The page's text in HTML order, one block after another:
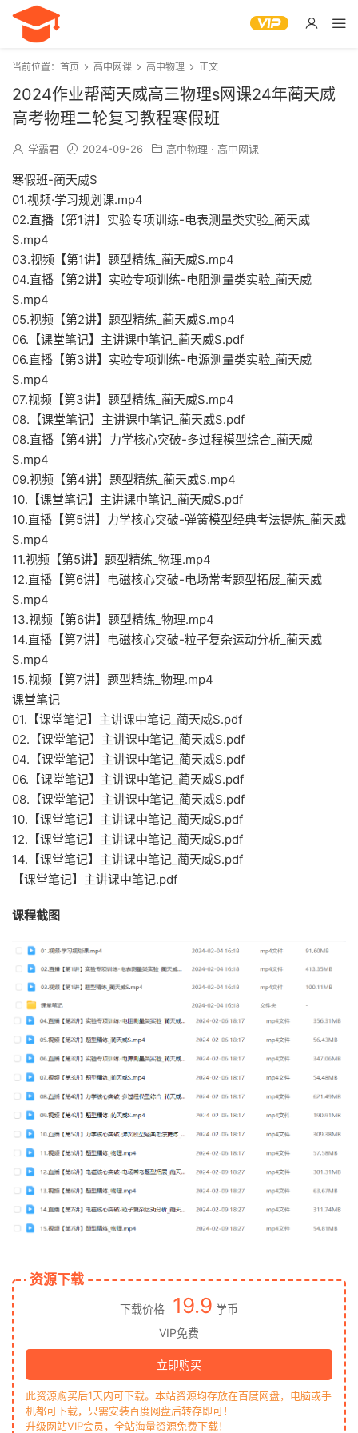
当前位置： 首页 高中网课 高中物理 正文
2024作业帮蔺天威高三物理s网课24年蔺天威
高考物理二轮复习教程寒假班
学霸君 2024-09-26 高中物理 · 高中网课
寒假班-蔺天威S
01.视频·学习规划课.mp4
02.直播【第1讲】实验专项训练-电表测量类实验_蔺天威
S.mp4
03.视频【第1讲】题型精练_蔺天威S.mp4
04.直播【第2讲】实验专项训练-电阻测量类实验_蔺天威
S.mp4
05.视频【第2讲】题型精练_蔺天威S.mp4
06.【课堂笔记】主讲课中笔记_蔺天威S.pdf
06.直播【第3讲】实验专项训练-电源测量类实验_蔺天威
S.mp4
07.视频【第3讲】题型精练_蔺天威S.mp4
08.【课堂笔记】主讲课中笔记_蔺天威S.pdf
08.直播【第4讲】力学核心突破-多过程模型综合_蔺天威
S.mp4
09.视频【第4讲】题型精练_蔺天威S.mp4
10.【课堂笔记】主讲课中笔记_蔺天威S.pdf
10.直播【第5讲】力学核心突破-弹簧模型经典考法提炼_蔺天威
S.mp4
11.视频【第5讲】题型精练_物理.mp4
12.直播【第6讲】电磁核心突破-电场常考题型拓展_蔺天威
S.mp4
13.视频【第6讲】题型精练_物理.mp4
14.直播【第7讲】电磁核心突破-粒子复杂运动分析_蔺天威
S.mp4
15.视频【第7讲】题型精练_物理.mp4
课堂笔记
01.【课堂笔记】主讲课中笔记_蔺天威S.pdf
02.【课堂笔记】主讲课中笔记_蔺天威S.pdf
04.【课堂笔记】主讲课中笔记_蔺天威S.pdf
06.【课堂笔记】主讲课中笔记_蔺天威S.pdf
08.【课堂笔记】主讲课中笔记_蔺天威S.pdf
10.【课堂笔记】主讲课中笔记_蔺天威S.pdf
12.【课堂笔记】主讲课中笔记_蔺天威S.pdf
14.【课堂笔记】主讲课中笔记_蔺天威S.pdf
【课堂笔记】主讲课中笔记.pdf
课程截图
资源下载
下载价格 19.9 学币
VIP免费
立即购买
此资源购买后1天内可下载。本站资源均存放在百度网盘，电脑或手
机都可下载，只需安装百度网盘后转存即可！
升级网站VIP会员，全站海量资源免费下载！